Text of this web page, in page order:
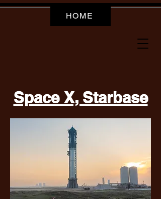
HOME
Space X, Starbase